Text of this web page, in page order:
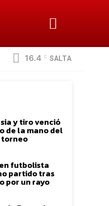
16.4 C SALTA
y tiro venció
de la mano del
futbolista
partido tras
por un rayo